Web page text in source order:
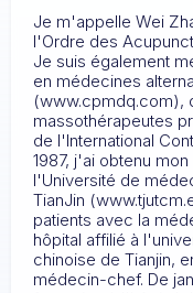
Je m'appelle Wei
l'Ordre des
Je suis également
en médecines
(www.cpmdq.com),
massothérapeutes
de l'International
1987, j'ai obtenu
l'Université de
TianJin
patients avec la
hôpital affilié à
chinoise de Tianjin,
médecin-chef. De